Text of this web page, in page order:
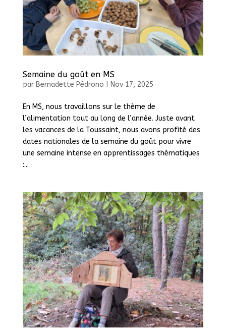
Semaine du goût en MS
par Bernadette Pédrono Nov 17, 2025
En MS, nous travaillons sur le thème de
l’alimentation tout au long de l’année. Juste avant
les vacances de la Toussaint, nous avons profité des
dates nationales de la semaine du goût pour vivre
une semaine intense en apprentissages thématiques
:...